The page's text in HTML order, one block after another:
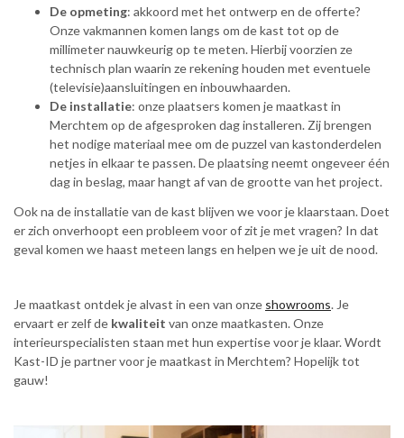
De opmeting: akkoord met het ontwerp en de offerte?
Onze vakmannen komen langs om de kast tot op de
millimeter nauwkeurig op te meten. Hierbij voorzien ze
technisch plan waarin ze rekening houden met eventuele
(televisie)aansluitingen en inbouwhaarden.
De installatie: onze plaatsers komen je maatkast in
Merchtem op de afgesproken dag installeren. Zij brengen
het nodige materiaal mee om de puzzel van kastonderdelen
netjes in elkaar te passen. De plaatsing neemt ongeveer één
dag in beslag, maar hangt af van de grootte van het project.
Ook na de installatie van de kast blijven we voor je klaarstaan. Doet
er zich onverhoopt een probleem voor of zit je met vragen? In dat
geval komen we haast meteen langs en helpen we je uit de nood.
Je maatkast ontdek je alvast in een van onze showrooms. Je
ervaart er zelf de kwaliteit van onze maatkasten. Onze
interieurspecialisten staan met hun expertise voor je klaar. Wordt
Kast-ID je partner voor je maatkast in Merchtem? Hopelijk tot
gauw!